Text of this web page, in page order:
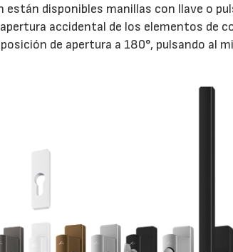
disponibles manillas con llave o
accidental de los elementos de
de apertura a 180°, pulsando al